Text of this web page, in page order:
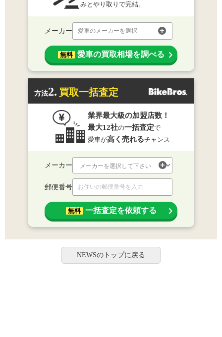
みとやり取りで完結。
メーカー 愛車のメーカーを選択
無料 愛車の買取相場を調べる
方法2. 買取一括査定
業界最大級の加盟店数！
最大12社の一括査定で
愛車が高く売れるチャンス
メーカー
郵便番号
無料 一括査定を依頼する
NEWSのトップに戻る